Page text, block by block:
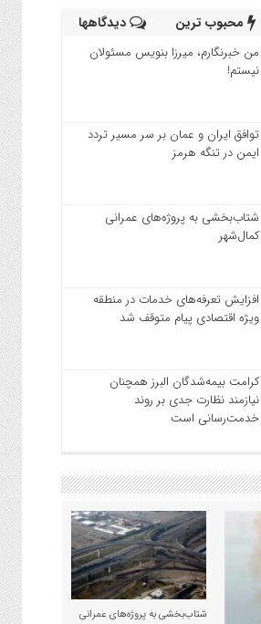
محبوب ترین دیدگاهها
من خبرنگارم، میرزا بنویس مسئولان
نیستم!
توافق ایران و عمان بر سر مسیر تردد
ایمن در تنگه هرمز
شتاب‌بخشی به پروژه‌های عمرانی
کمال‌شهر
افزایش تعرفه‌های خدمات در منطقه
ویژه اقتصادی پیام متوقف شد
کرامت بیمه‌شدگان البرز همچنان
نیازمند نظارت جدی بر روند
خدمت‌رسانی است
شتاب‌بخشی به پروژه‌های عمرانی